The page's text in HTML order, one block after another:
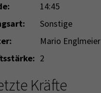
14:45
Sonstige
Mario Englmeier
2
Kräfte